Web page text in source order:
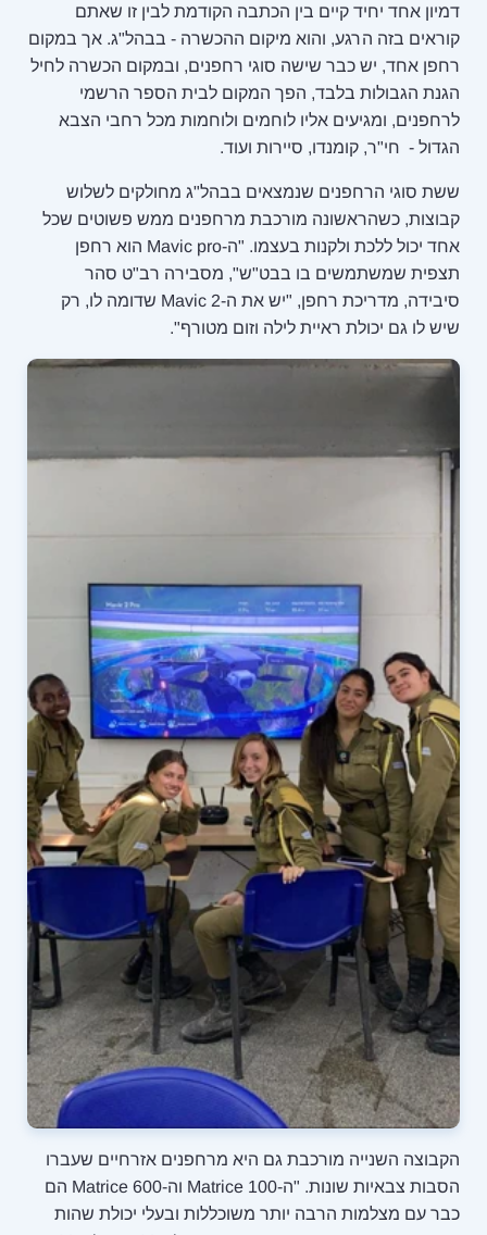
דמיון אחד יחיד קיים בין הכתבה הקודמת לבין זו שאתם
קוראים בזה הרגע, והוא מיקום ההכשרה - בבהל"ג. אך במקום
רחפן אחד, יש כבר שישה סוגי רחפנים, ובמקום הכשרה לחיל
הגנת הגבולות בלבד, הפך המקום לבית הספר הרשמי
לרחפנים, ומגיעים אליו לוחמים ולוחמות מכל רחבי הצבא
הגדול - חי"ר, קומנדו, סיירות ועוד.
ששת סוגי הרחפנים שנמצאים בבהל"ג מחולקים לשלוש
קבוצות, כשהראשונה מורכבת מרחפנים ממש פשוטים שכל
אחד יכול ללכת ולקנות בעצמו. "ה-Mavic pro הוא רחפן
תצפית שמשתמשים בו בבט"ש", מסבירה רב"ט סהר
סיבידה, מדריכת רחפן, "יש את ה-Mavic 2 שדומה לו, רק
שיש לו גם יכולת ראיית לילה וזום מטורף".
הקבוצה השנייה מורכבת גם היא מרחפנים אזרחיים שעברו
הסבות צבאיות שונות. "ה-Matrice 100 וה-Matrice 600 הם
כבר עם מצלמות הרבה יותר משוכללות ובעלי יכולת שהות